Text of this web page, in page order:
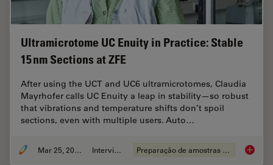
Ultramicrotome UC Enuity in Practice: Stable
15 nm Sections at ZFE
After using the UCT and UC6 ultramicrotomes, Claudia
Mayrhofer calls UC Enuity a leap in stability—so robust
that vibrations and temperature shifts don’t spoil
sections, even with multiple users. Auto…
Mar 25, 2026 Interview Preparação de amostras EM